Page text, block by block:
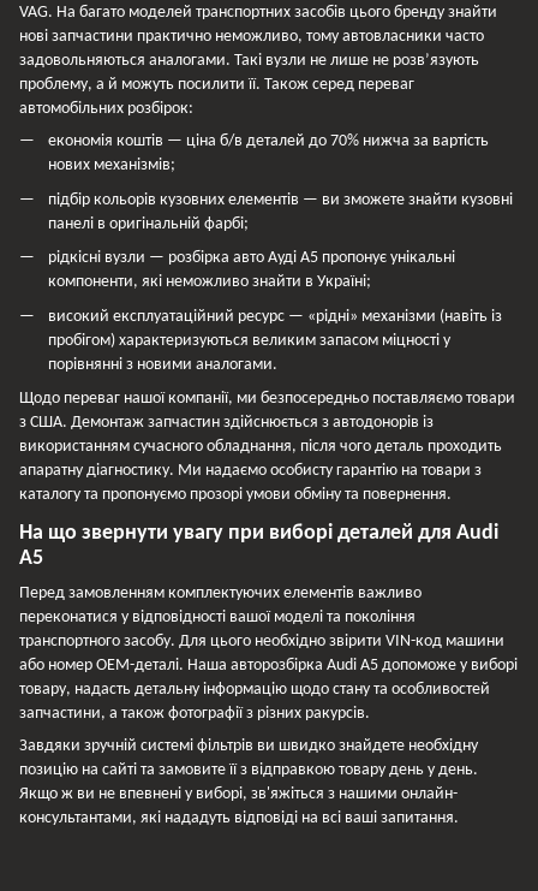
VAG. На багато моделей транспортних засобів цього бренду знайти
нові запчастини практично неможливо, тому автовласники часто
задовольняються аналогами. Такі вузли не лише не розв’язують
проблему, а й можуть посилити її. Також серед переваг
автомобільних розбірок:
економія коштів — ціна б/в деталей до 70% нижча за вартість
нових механізмів;
підбір кольорів кузовних елементів — ви зможете знайти кузовні
панелі в оригінальній фарбі;
рідкісні вузли — розбірка авто Ауді А5 пропонує унікальні
компоненти, які неможливо знайти в Україні;
високий експлуатаційний ресурс — «рідні» механізми (навіть із
пробігом) характеризуються великим запасом міцності у
порівнянні з новими аналогами.
Щодо переваг нашої компанії, ми безпосередньо поставляємо товари
з США. Демонтаж запчастин здійснюється з автодонорів із
використанням сучасного обладнання, після чого деталь проходить
апаратну діагностику. Ми надаємо особисту гарантію на товари з
каталогу та пропонуємо прозорі умови обміну та повернення.
На що звернути увагу при виборі деталей для Audi
A5
Перед замовленням комплектуючих елементів важливо
переконатися у відповідності вашої моделі та покоління
транспортного засобу. Для цього необхідно звірити VIN-код машини
або номер ОЕМ-деталі. Наша авторозбірка Audi A5 допоможе у виборі
товару, надасть детальну інформацію щодо стану та особливостей
запчастини, а також фотографії з різних ракурсів.
Завдяки зручній системі фільтрів ви швидко знайдете необхідну
позицію на сайті та замовите її з відправкою товару день у день.
Якщо ж ви не впевнені у виборі, зв'яжіться з нашими онлайн-
консультантами, які нададуть відповіді на всі ваші запитання.